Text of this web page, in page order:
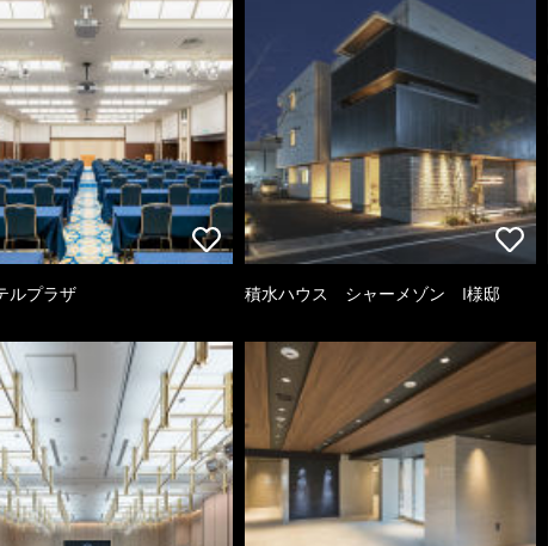
ルプラザ 積水ハウス シャーメゾン I様邸